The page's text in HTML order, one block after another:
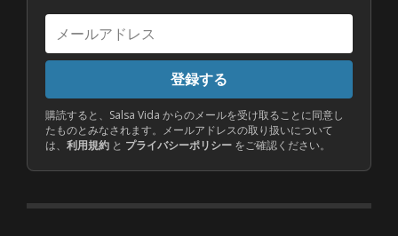
ー
ル
ア
ド
レ
ス
登録する
購読すると、Salsa Vida からのメールを受け取ることに同意し
たものとみなされます。メールアドレスの取り扱いについて
は、 利用規約 と プライバシーポリシー をご確認ください。